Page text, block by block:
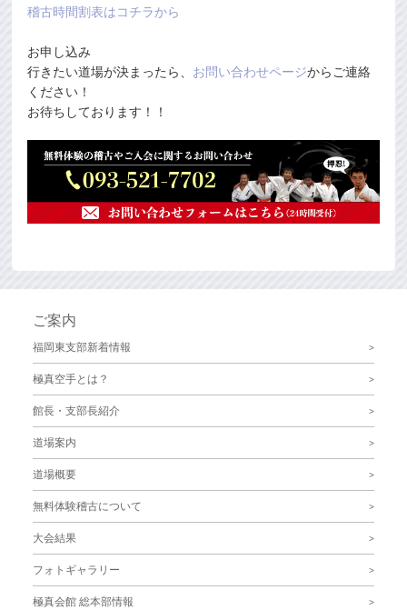
稽古時間割表はコチラから
お申し込み
行きたい道場が決まったら、 お問い合わせページからご連絡
ください！
お待ちしております！！
ご案内
福岡東支部新着情報
極真空手とは？
館長・支部長紹介
道場案内
道場概要
無料体験稽古について
大会結果
フォトギャラリー
極真会館 総本部情報